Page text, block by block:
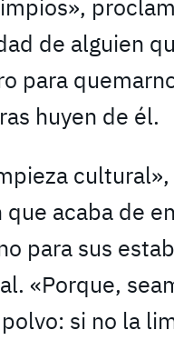
de alguien
para
huyen de él.
acaba de
para sus
«Porque,
si no la